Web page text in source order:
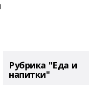
Рубрика "Еда и
напитки"